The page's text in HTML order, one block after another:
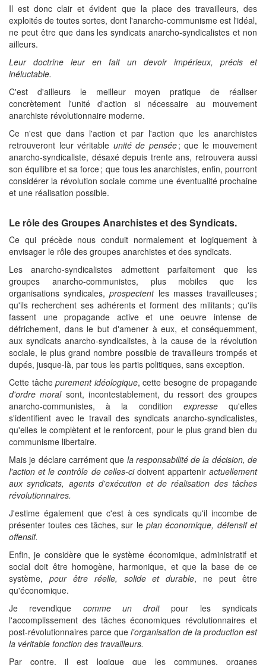
Il est donc clair et évident que la place des travailleurs, des
exploités de toutes sortes, dont l'anarcho-communisme est l'idéal,
ne peut être que dans les syndicats anarcho-syndicalistes et non
ailleurs.
Leur doctrine leur en fait un devoir impérieux, précis et
inéluctable.
C'est d'ailleurs le meilleur moyen pratique de réaliser
concrètement l'unité d'action si nécessaire au mouvement
anarchiste révolutionnaire moderne.
Ce n'est que dans l'action et par l'action que les anarchistes
retrouveront leur véritable unité de pensée; que le mouvement
anarcho-syndicaliste, désaxé depuis trente ans, retrouvera aussi
son équilibre et sa force ; que tous les anarchistes, enfin, pourront
considérer la révolution sociale comme une éventualité prochaine
et une réalisation possible.
Le rôle des Groupes Anarchistes et des Syndicats.
Ce qui précède nous conduit normalement et logiquement à
envisager le rôle des groupes anarchistes et des syndicats.
Les anarcho-syndicalistes admettent parfaitement que les
groupes anarcho-communistes, plus mobiles que les
organisations syndicales,prospectentles masses travailleuses ;
qu'ils recherchent ses adhérents et forment des militants ; qu'ils
fassent une propagande active et une oeuvre intense de
défrichement, dans le but d'amener à eux, et conséquemment,
aux syndicats anarcho-syndicalistes, à la cause de la révolution
sociale, le plus grand nombre possible de travailleurs trompés et
dupés, jusque-là, par tous les partis politiques, sans exception.
Cette tâchepurement idéologique, cette besogne de propagande
d'ordre moralsont, incontestablement, du ressort des groupes
anarcho-communistes, à la condition expressequ'elles
s'identifient avec le travail des syndicats anarcho-syndicalistes,
qu'elles le complètent et le renforcent, pour le plus grand bien du
communisme libertaire.
Mais je déclare carrément que la responsabilité de la décision, de
l'action et le contrôle de celles-cidoivent appartenir actuellement
aux syndicats, agents d'exécution et de réalisation des tâches
révolutionnaires.
J'estime également que c'est à ces syndicats qu'il incombe de
présenter toutes ces tâches, sur le plan économique, défensif et
offensif.
Enfin, je considère que le système économique, administratif et
social doit être homogène, harmonique, et que la base de ce
système, pour être réelle, solide et durable, ne peut être
qu'économique.
Je revendique comme un droitpour les syndicats
l'accomplissement des tâches économiques révolutionnaires et
post-révolutionnaires parce que l'organisation de la production est
la véritable fonction des travailleurs.
Par contre, il est logique que les communes, organes